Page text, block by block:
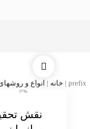
prefix
| خانه | انواع و
نقش